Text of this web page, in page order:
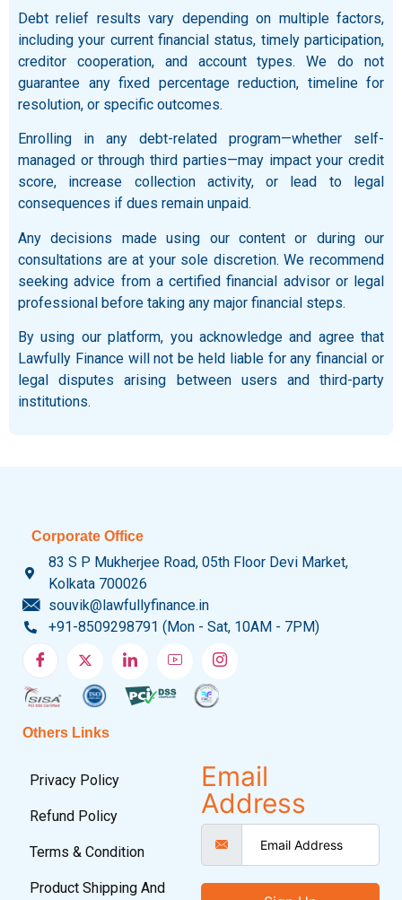
Debt relief results vary depending on multiple factors,
including your current financial status, timely participation,
creditor cooperation, and account types. We do not
guarantee any fixed percentage reduction, timeline for
resolution, or specific outcomes.
Enrolling in any debt-related program—whether self-
managed or through third parties—may impact your credit
score, increase collection activity, or lead to legal
consequences if dues remain unpaid.
Any decisions made using our content or during our
consultations are at your sole discretion. We recommend
seeking advice from a certified financial advisor or legal
professional before taking any major financial steps.
By using our platform, you acknowledge and agree that
Lawfully Finance will not be held liable for any financial or
legal disputes arising between users and third-party
institutions.
Corporate Office
83 S P Mukherjee Road, 05th Floor Devi Market,
Kolkata 700026
souvik@lawfullyfinance.in
+91-8509298791 (Mon - Sat, 10AM - 7PM)
Others Links
Privacy Policy
Refund Policy
Terms & Condition
Product Shipping And
Email
Address